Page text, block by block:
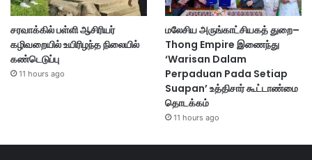
சரவாக்கில் பள்ளி ஆசிரியர்
கழிவறையில் உயிரிழந்த நிலையில்
கண்டெடுப்பு
11 hours ago
மலேசிய அருங்காட்சியகத் துறை–
Thong Empire இணைந்து
‘Warisan Dalam
Perpaduan Pada Setiap
Suapan’ உத்திசார் கூட்டாண்மை
தொடக்கம்
11 hours ago